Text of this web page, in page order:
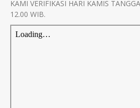
KAMI VERIFIKASI HARI KAMIS
12.00 WIB.